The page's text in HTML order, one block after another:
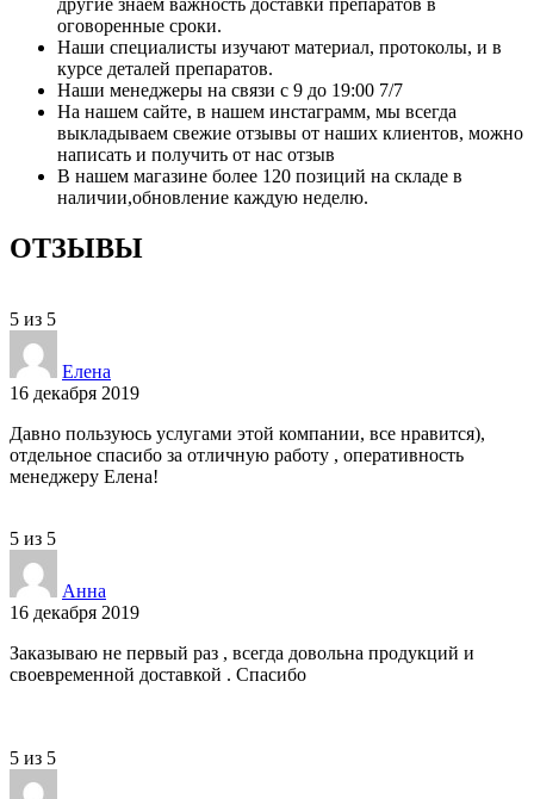
оговоренные сроки.
Наши специалисты изучают материал, протоколы, и в
курсе деталей препаратов.
Наши менеджеры на связи с 9 до 19:00 7/7
На нашем сайте, в нашем инстаграмм, мы всегда
выкладываем свежие отзывы от наших клиентов, можно
написать и получить от нас отзыв
В нашем магазине более 120 позиций на складе в
наличии,обновление каждую неделю.
ОТЗЫВЫ
5 из 5
Елена
16 декабря 2019
Давно пользуюсь услугами этой компании, все нравится),
отдельное спасибо за отличную работу , оперативность
менеджеру Елена!
5 из 5
Анна
16 декабря 2019
Заказываю не первый раз , всегда довольна продукций и
своевременной доставкой . Спасибо
5 из 5